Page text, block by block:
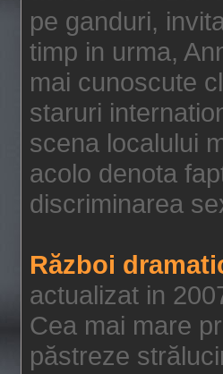
pe ganduri,
timp in urma,
mai cunoscute
staruri
scena localului
acolo denota
discriminarea
Război
actualizat in
Cea mai mare
păstreze